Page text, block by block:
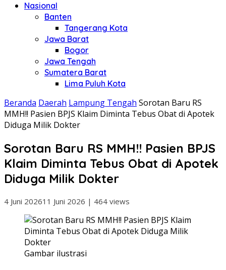
Nasional
Banten
Tangerang Kota
Jawa Barat
Bogor
Jawa Tengah
Sumatera Barat
Lima Puluh Kota
Beranda Daerah Lampung Tengah Sorotan Baru RS
MMH!! Pasien BPJS Klaim Diminta Tebus Obat di Apotek
Diduga Milik Dokter
Sorotan Baru RS MMH!! Pasien BPJS
Klaim Diminta Tebus Obat di Apotek
Diduga Milik Dokter
4 Juni 202611 Juni 2026 | 464 views
Gambar ilustrasi